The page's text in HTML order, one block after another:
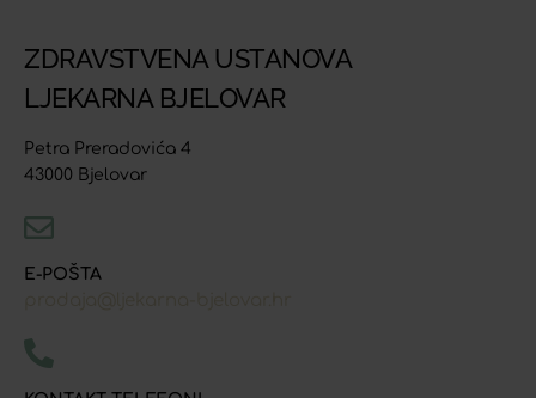
ZDRAVSTVENA USTANOVA
LJEKARNA BJELOVAR
Petra Preradovića 4
43000 Bjelovar
E-POŠTA